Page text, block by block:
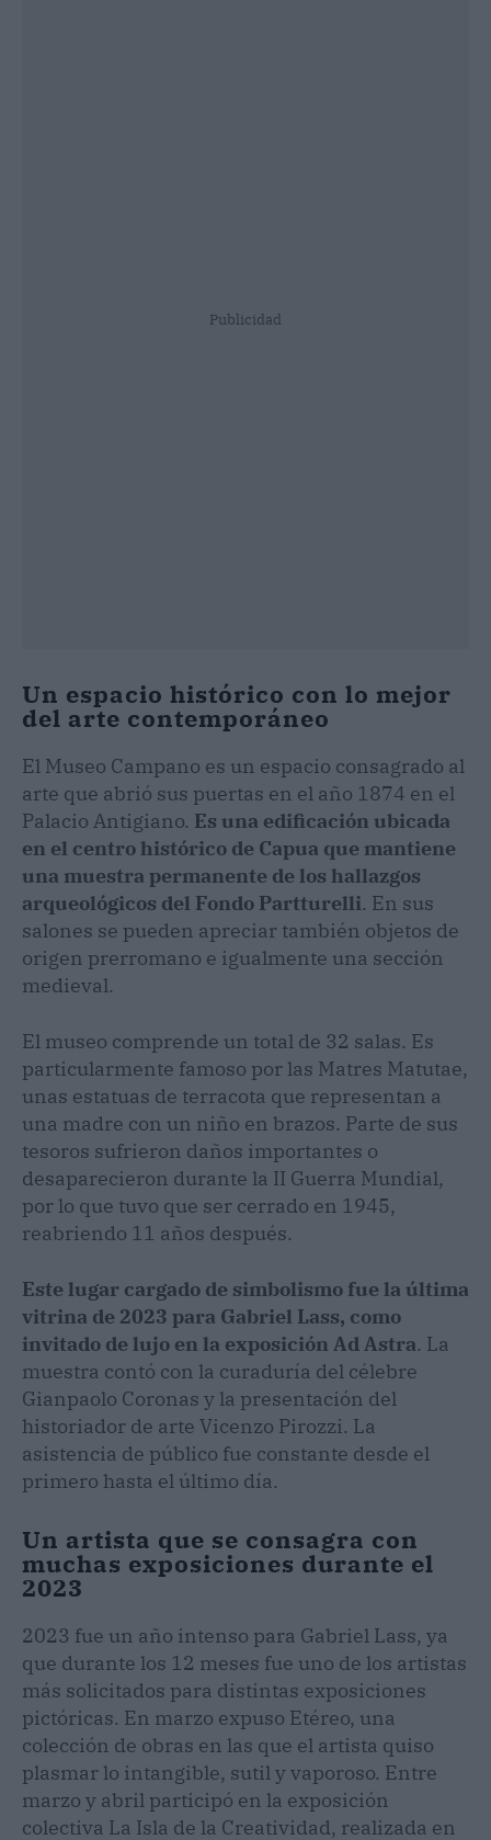
Publicidad
Un espacio histórico con lo mejor
del arte contemporáneo
El Museo Campano es un espacio consagrado al
arte que abrió sus puertas en el año 1874 en el
Palacio Antigiano. Es una edificación ubicada
en el centro histórico de Capua que mantiene
una muestra permanente de los hallazgos
arqueológicos del Fondo Partturelli. En sus
salones se pueden apreciar también objetos de
origen prerromano e igualmente una sección
medieval.
El museo comprende un total de 32 salas. Es
particularmente famoso por las Matres Matutae,
unas estatuas de terracota que representan a
una madre con un niño en brazos. Parte de sus
tesoros sufrieron daños importantes o
desaparecieron durante la II Guerra Mundial,
por lo que tuvo que ser cerrado en 1945,
reabriendo 11 años después.
Este lugar cargado de simbolismo fue la última
vitrina de 2023 para Gabriel Lass, como
invitado de lujo en la exposición Ad Astra. La
muestra contó con la curaduría del célebre
Gianpaolo Coronas y la presentación del
historiador de arte Vicenzo Pirozzi. La
asistencia de público fue constante desde el
primero hasta el último día.
Un artista que se consagra con
muchas exposiciones durante el
2023
2023 fue un año intenso para Gabriel Lass, ya
que durante los 12 meses fue uno de los artistas
más solicitados para distintas exposiciones
pictóricas. En marzo expuso Etéreo, una
colección de obras en las que el artista quiso
plasmar lo intangible, sutil y vaporoso. Entre
marzo y abril participó en la exposición
colectiva La Isla de la Creatividad, realizada en